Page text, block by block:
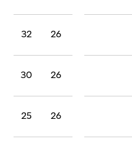
26
32
26
30
26
25